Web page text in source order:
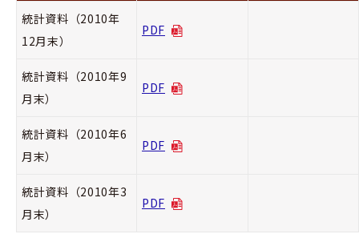
統計資料（2010年
12月末）
PDF
統計資料（2010年9
月末）
PDF
統計資料（2010年6
月末）
PDF
統計資料（2010年3
月末）
PDF